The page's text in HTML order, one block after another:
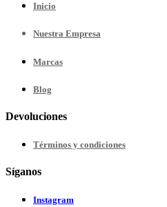
Inicio
Nuestra Empresa
Marcas
Blog
Devoluciones
Términos y condiciones
Síganos
Instagram